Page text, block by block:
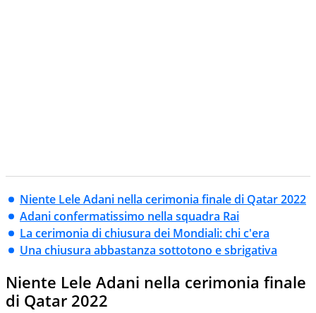
Niente Lele Adani nella cerimonia finale di Qatar 2022
Adani confermatissimo nella squadra Rai
La cerimonia di chiusura dei Mondiali: chi c'era
Una chiusura abbastanza sottotono e sbrigativa
Niente Lele Adani nella cerimonia finale
di Qatar 2022